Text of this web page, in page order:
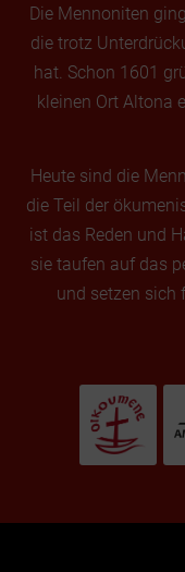
Die Mennoniten
die trotz
hat. Schon 1601
kleinen Ort Altona
Heute sind die
die Teil der
ist das Reden und
sie taufen auf das
und setzen sich